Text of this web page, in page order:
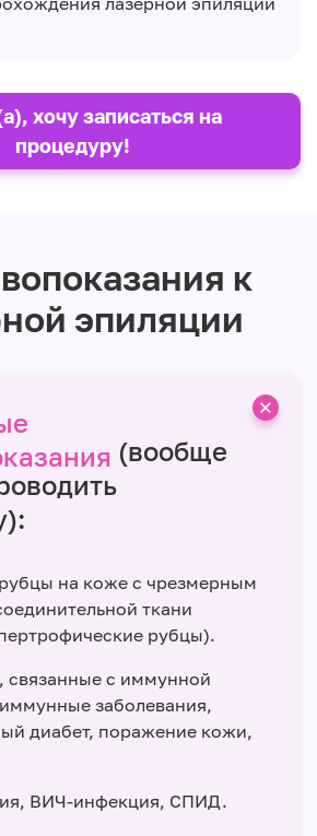
хочу записаться на
процедуру!
к
эпиляции
(вообще
на коже с чрезмерным
ткани
рубцы).
связанные с иммунной
заболевания,
диабет, поражение кожи,
ВИЧ-инфекция, СПИД.